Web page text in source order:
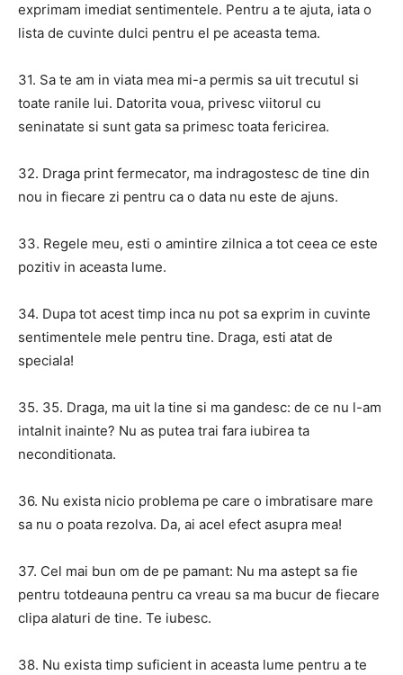
exprimam imediat sentimentele. Pentru a te ajuta, iata o
lista de cuvinte dulci pentru el pe aceasta tema.
31. Sa te am in viata mea mi-a permis sa uit trecutul si
toate ranile lui. Datorita voua, privesc viitorul cu
seninatate si sunt gata sa primesc toata fericirea.
32. Draga print fermecator, ma indragostesc de tine din
nou in fiecare zi pentru ca o data nu este de ajuns.
33. Regele meu, esti o amintire zilnica a tot ceea ce este
pozitiv in aceasta lume.
34. Dupa tot acest timp inca nu pot sa exprim in cuvinte
sentimentele mele pentru tine. Draga, esti atat de
speciala!
35. 35. Draga, ma uit la tine si ma gandesc: de ce nu l-am
intalnit inainte? Nu as putea trai fara iubirea ta
neconditionata.
36. Nu exista nicio problema pe care o imbratisare mare
sa nu o poata rezolva. Da, ai acel efect asupra mea!
37. Cel mai bun om de pe pamant: Nu ma astept sa fie
pentru totdeauna pentru ca vreau sa ma bucur de fiecare
clipa alaturi de tine. Te iubesc.
38. Nu exista timp suficient in aceasta lume pentru a te